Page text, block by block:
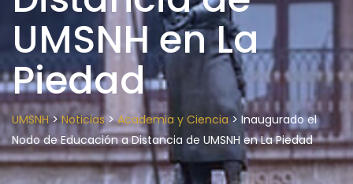
UMSNH en La
Piedad
UMSNH>Noticias>Academia y Ciencia > Inaugurado el
Nodo de Educación a Distancia de UMSNH en La Piedad